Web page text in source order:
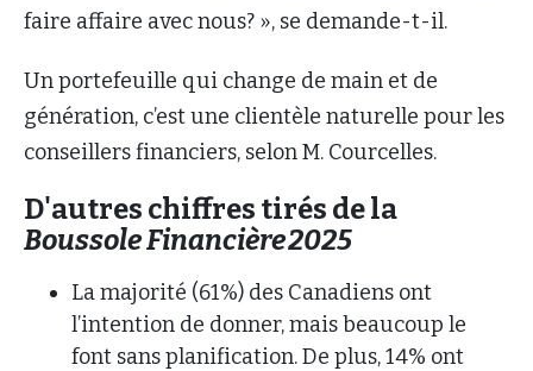
faire affaire avec nous? », se demande-t-il.
Un portefeuille qui change de main et de
génération, c’est une clientèle naturelle pour les
conseillers financiers, selon M. Courcelles.
D'autres chiffres tirés de la
Boussole Financière 2025
La majorité (61%) des Canadiens ont
l’intention de donner, mais beaucoup le
font sans planification. De plus, 14% ont